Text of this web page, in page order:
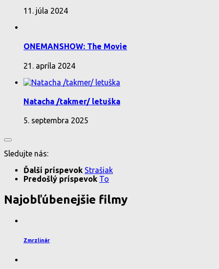
11. júla 2024
ONEMANSHOW: The Movie
21. apríla 2024
Natacha /takmer/ letuška
5. septembra 2025
Sledujte nás:
Ďalší príspevok Strašiak
Predošlý príspevok To
Najobľúbenejšie filmy
Zmrzlinár